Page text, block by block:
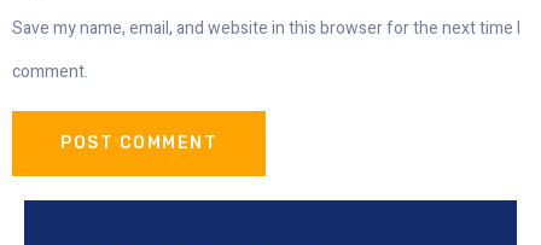
Save my name, email, and website in this browser for the next time I
comment.